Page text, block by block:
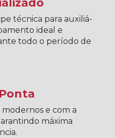
técnica para auxiliá-
ideal e
todo o período de
e com a
máxima